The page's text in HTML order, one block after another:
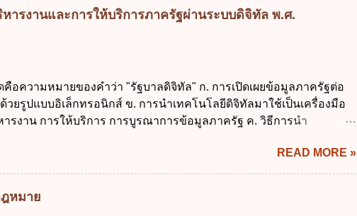
งรัฐกำหนดหลักการห้ามเสนอกฎหมายที่ให้จัดเก็บภาษีอากรหรือค่า
เพิ่มขึ้นจากที่กำหนดไว้ในกฎหมายเพื่อการนำไปใช้จ่ายตามวัตถุประสงค์
ชุมชน ข. เพื่อป็นรายได้ขององค์กรปกครองส่วนท้องถิ่น ค. มีเหตุจำเป็น
องนำแผนการคลังระยะปานกลางที่คณะรัฐมนตรีเห็นชอบแล้วไปใช้
รพิจารณาในเรื่องต่อไปนี้ ยกเว้นข้อใด ก. การจัดเก็บหรือหารายได้ ข.
งบประมาณรายจ่าย ค. การจัดทำงบประมาณ ง. การก่...
ารงานและการให้บริการภาครัฐผ่านระบบดิจิทัล พ.ศ.
คือความหมายของคำว่า "รัฐบาลดิจิทัล" ก. การเปิดเผยข้อมูลภาครัฐต่อ
วยรูปแบบอิเล็กทรอนิกส์ ข. การนำเทคโนโลยีดิจิทัลมาใช้เป็นเครื่องมือ
ารงาน การให้บริการ การบูรณาการข้อมูลภาครัฐ ค. วิธีการนำ
หาชน) ข้อ 2 การบริหารงานภาครัฐและการจัดทำบริการสาธารณะผ่าน
ต้องมีวัตถุประสงค์ดังต่อไปนี้ ยกเว้น ข้อใด ก. ให้มีการใช้ระบบดิจิทัล
และเต็มศักยภาพ ข. พัฒนาโครงสร้างพื้นฐานด้านดิจิทัลที่จำเป็นให้เป็นไป
านสากล ค. พัฒนาการเชื่อมโยงเครือข่ายดิจิทัล ง. เพิ่มประสิทธิภาคใน
READ MORE »
ฎหมาย